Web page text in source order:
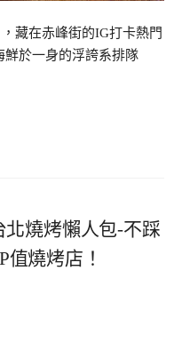
藏在赤峰街的IG打卡熱門
鮮於一身的浮誇系排隊
北燒烤懶人包-不踩
燒烤店！